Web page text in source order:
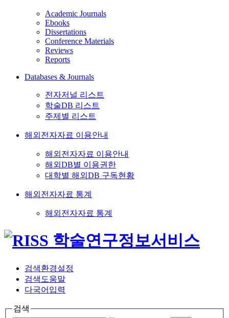
Academic Journals
Ebooks
Dissertations
Conference Materials
Reviews
Reports
Databases & Journals
전자저널 리스트
학술DB 리스트
주제별 리스트
해외전자자료 이용안내
해외전자자료 이용안내
해외DB별 이용권한
대학별 해외DB 구독현황
해외전자자료 통계
해외전자자료 통계
검색환경설정
검색도움말
다국어입력
검색